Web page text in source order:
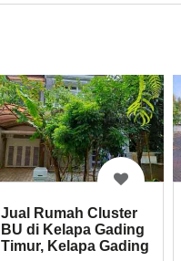
Jual Rumah Cluster
BU di Kelapa Gading
Timur, Kelapa Gading